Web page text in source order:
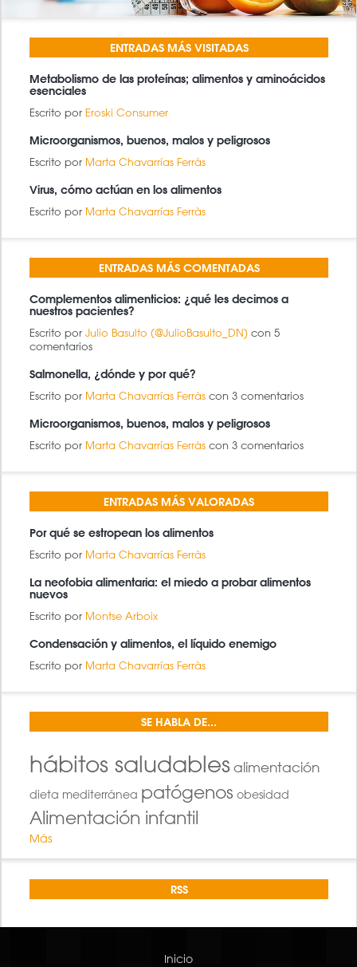
ENTRADAS MÁS VISITADAS
Metabolismo de las proteínas; alimentos y aminoácidos
esenciales
Escrito por Eroski Consumer
Microorganismos, buenos, malos y peligrosos
Escrito por Marta Chavarrías Ferràs
Virus, cómo actúan en los alimentos
Escrito por Marta Chavarrías Ferràs
ENTRADAS MÁS COMENTADAS
Complementos alimenticios: ¿qué les decimos a
nuestros pacientes?
Escrito por Julio Basulto (@JulioBasulto_DN) con 5
comentarios
Salmonella, ¿dónde y por qué?
Escrito por Marta Chavarrías Ferràs con 3 comentarios
Microorganismos, buenos, malos y peligrosos
Escrito por Marta Chavarrías Ferràs con 3 comentarios
ENTRADAS MÁS VALORADAS
Por qué se estropean los alimentos
Escrito por Marta Chavarrías Ferràs
La neofobia alimentaria: el miedo a probar alimentos
nuevos
Escrito por Montse Arboix
Condensación y alimentos, el líquido enemigo
Escrito por Marta Chavarrías Ferràs
SE HABLA DE...
hábitos saludablesalimentación
dieta mediterránea patógenos obesidad
Alimentación infantil
Más
RSS
Inicio